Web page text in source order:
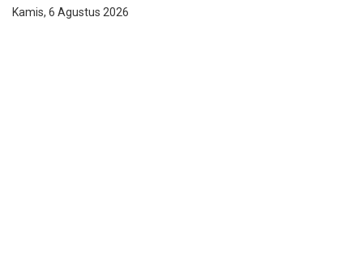
Kamis, 6 Agustus 2026